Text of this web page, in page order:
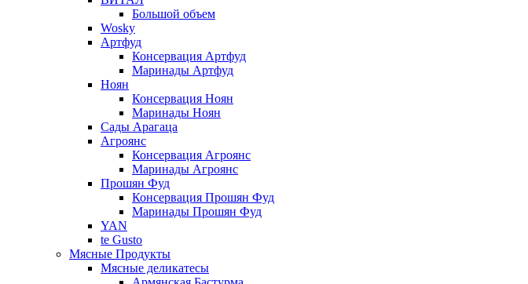
Большой объем
Wosky
Артфуд
Консервация Артфуд
Маринады Артфуд
Ноян
Консервация Ноян
Маринады Ноян
Сады Арагаца
Агроянс
Консервация Агроянс
Маринады Агроянс
Прошян Фуд
Консервация Прошян Фуд
Маринады Прошян Фуд
YAN
te Gusto
Мясные Продукты
Мясные деликатесы